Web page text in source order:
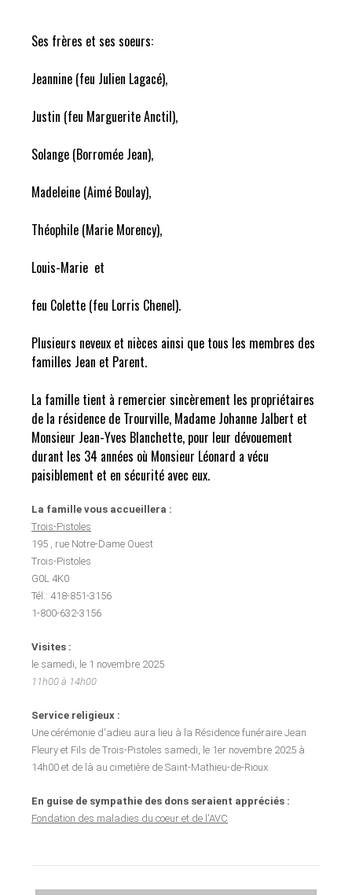
Ses frères et ses soeurs:
Jeannine (feu Julien Lagacé),
Justin (feu Marguerite Anctil),
Solange (Borromée Jean),
Madeleine (Aimé Boulay),
Théophile (Marie Morency),
Louis-Marie et
feu Colette (feu Lorris Chenel).
Plusieurs neveux et nièces ainsi que tous les membres des
familles Jean et Parent.
La famille tient à remercier sincèrement les propriétaires
de la résidence de Trourville, Madame Johanne Jalbert et
Monsieur Jean-Yves Blanchette, pour leur dévouement
durant les 34 années où Monsieur Léonard a vécu
paisiblement et en sécurité avec eux.
La famille vous accueillera :
Trois-Pistoles
195 , rue Notre-Dame Ouest
Trois-Pistoles
G0L 4K0
Tél.: 418-851-3156
1-800-632-3156
Visites :
le samedi, le 1 novembre 2025
11h00 à 14h00
Service religieux :
Une cérémonie d'adieu aura lieu à la Résidence funéraire Jean
Fleury et Fils de Trois-Pistoles samedi, le 1er novembre 2025 à
14h00 et de là au cimetière de Saint-Mathieu-de-Rioux.
En guise de sympathie des dons seraient appréciés :
Fondation des maladies du coeur et de l'AVC